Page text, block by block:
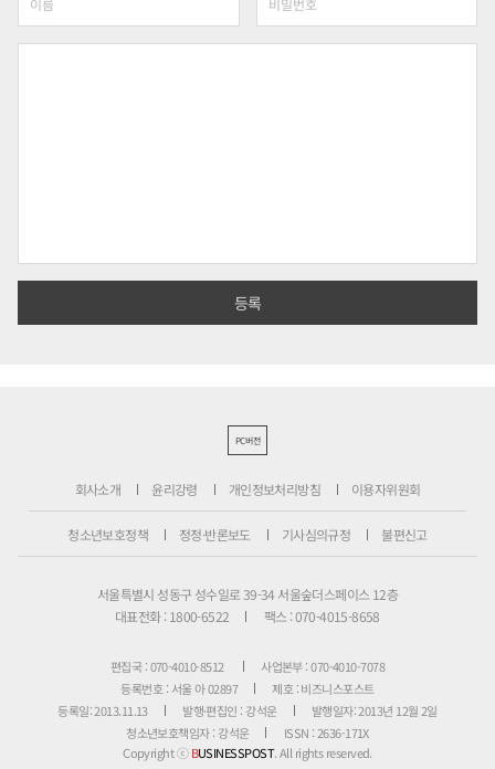
PC버전
회사소개 윤리강령 개인정보처리방침 이용자위원회
청소년보호정책 정정·반론보도 기사심의규정 불편신고
서울특별시 성동구 성수일로 39-34 서울숲더스페이스 12층
대표전화 : 1800-6522
팩스 : 070-4015-8658
편집국 : 070-4010-8512
사업본부 : 070-4010-7078
등록번호 : 서울 아 02897
제호 : 비즈니스포스트
등록일: 2013.11.13
발행·편집인 : 강석운
발행일자: 2013년 12월 2일
청소년보호책임자 : 강석운
ISSN : 2636-171X
Copyright ⓒBUSINESSPOST. All rights reserved.